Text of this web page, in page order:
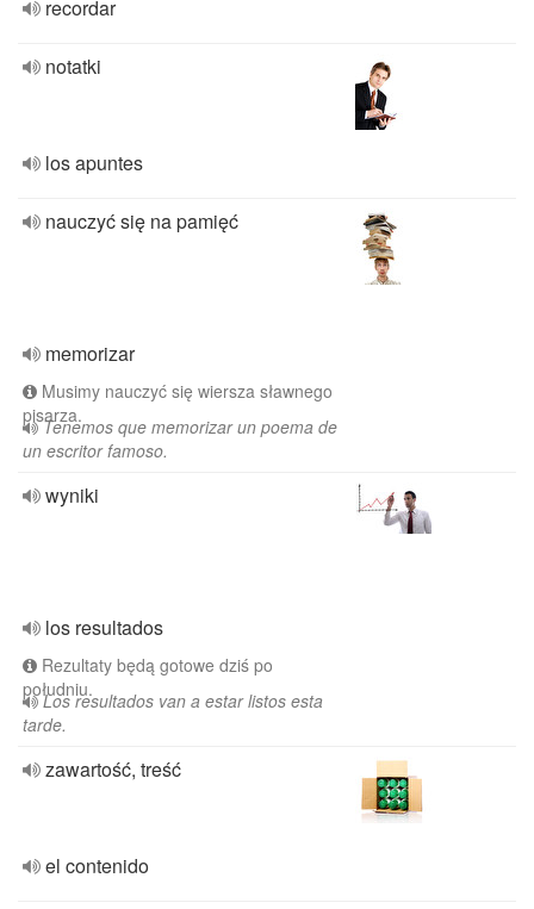
recordar
notatki
los apuntes
nauczyć się na pamięć
memorizar
Musimy nauczyć się wiersza sławnego
pisarza.
Tenemos que memorizar un poema de
un escritor famoso.
wyniki
los resultados
Rezultaty będą gotowe dziś po
południu.
Los resultados van a estar listos esta
tarde.
zawartość, treść
el contenido